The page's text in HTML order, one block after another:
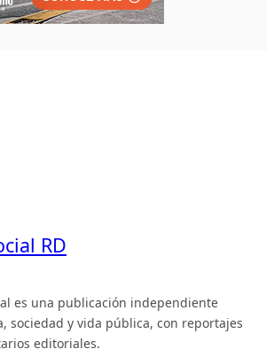
RD
es una publicación independiente
sociedad y vida pública, con reportajes
editoriales.